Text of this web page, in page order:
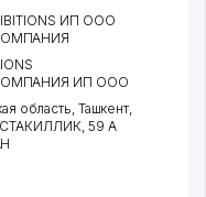
ИП ООО
ИП ООО
область, Ташкент,
, 59 А